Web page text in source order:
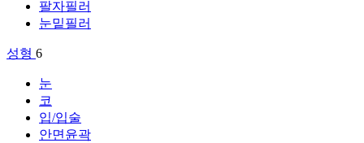
팔자필러
눈밑필러
성형 6
눈
코
입/입술
안면윤곽